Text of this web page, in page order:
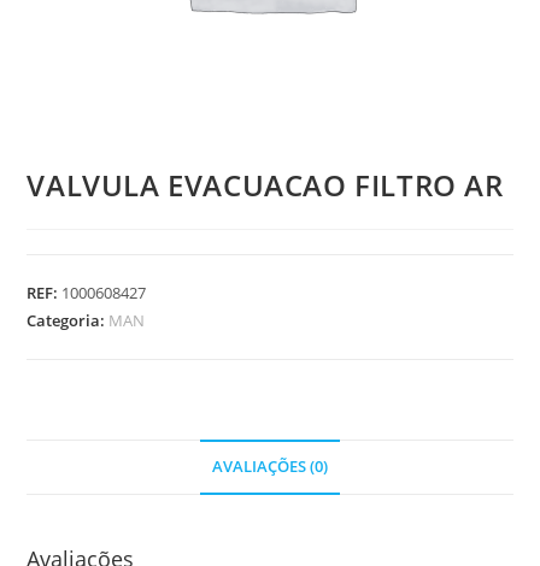
VALVULA EVACUACAO FILTRO AR
REF: 1000608427
Categoria: MAN
AVALIAÇÕES (0)
Avaliações